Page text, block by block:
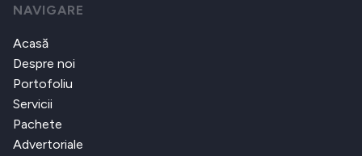
NAVIGARE
Acasă
Despre noi
Portofoliu
Servicii
Pachete
Advertoriale